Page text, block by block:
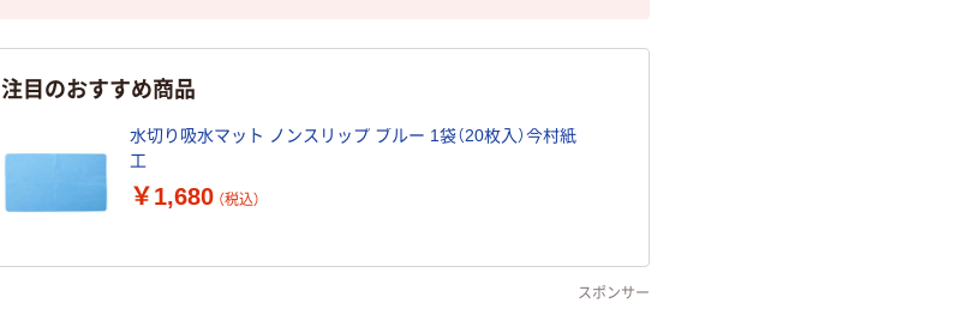
注目のおすすめ商品
水切り吸水マット ノンスリップ ブルー 1袋（20枚入）今村紙
工
￥1,680 （税込）
スポンサー